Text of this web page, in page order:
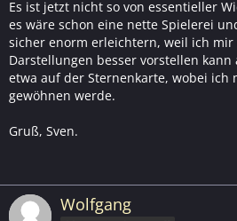
Es ist jetzt nicht so von essentieller
es wäre schon eine nette Spielerei
sicher enorm erleichtern, weil ich
Darstellungen besser vorstellen
etwa auf der Sternenkarte, wobei ich
gewöhnen werde.
Gruß, Sven.
Wolfgang